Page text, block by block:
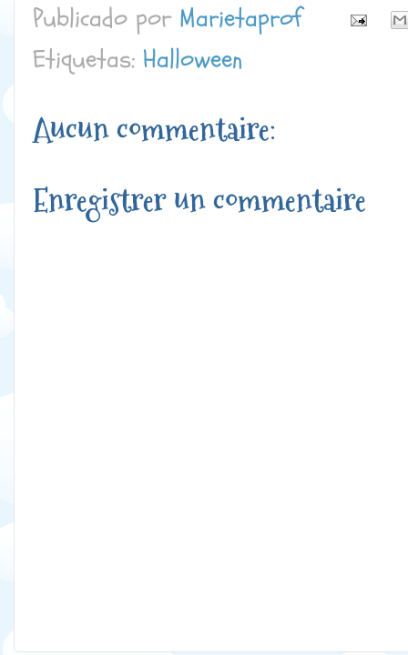
Publicado por Marietaprof
Etiquetas: Halloween
Aucun commentaire:
Enregistrer un commentaire